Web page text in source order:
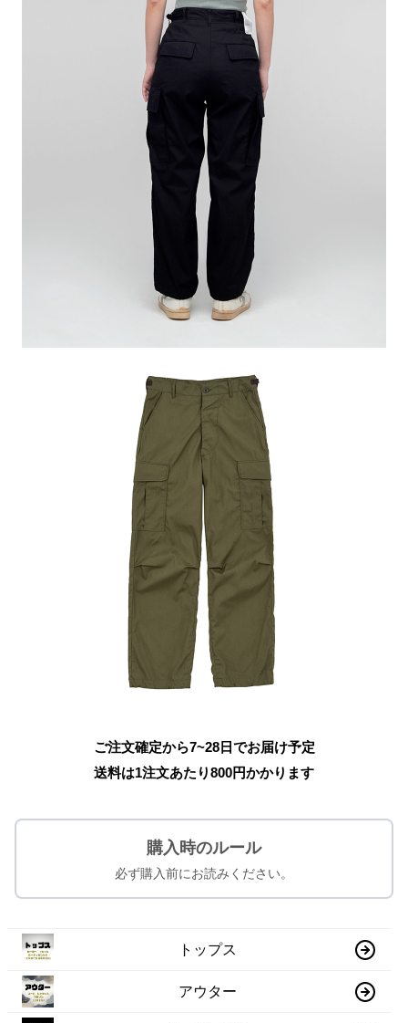
ご注文確定から7~28日でお届け予定
送料は1注文あたり800円かかります
購入時のルール
必ず購入前にお読みください。
トップス
アウター